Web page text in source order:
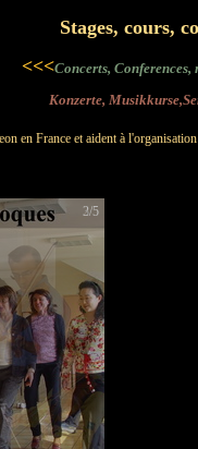
Stages, cours,
<<<Concerts, Conferences,
Konzerte,
en France et aident à
3/5